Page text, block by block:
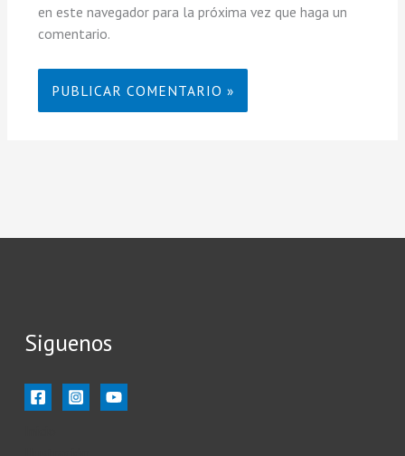
en este navegador para la próxima vez que haga un
comentario.
Siguenos